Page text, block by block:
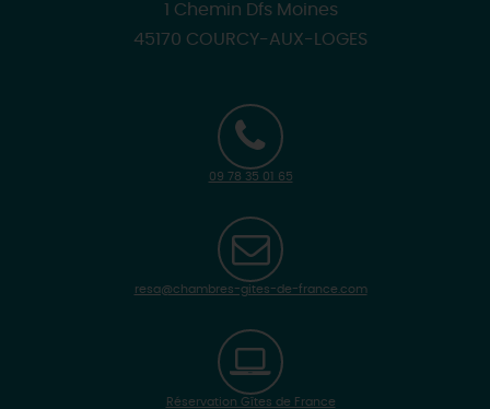
1 Chemin Dfs Moines
45170 COURCY-AUX-LOGES
09 78 35 01 65
resa@chambres-gites-de-france.com
Réservation Gîtes de France